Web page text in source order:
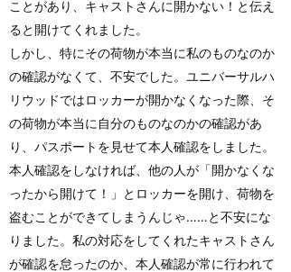
ことがあり、キャストさんに開かない！と伝え
ると開けてくれました。
しかし、特にその荷物が本当に私のものなのか
の確認がなくて、不安でした。ユニバーサルハ
リウッドではロッカーが開かなくなった際、そ
の荷物が本当に自分のものなのかの確認があ
り、パスポートを見せて本人確認をしました。
本人確認をしなければ、他の人が「開かなくな
ったから開けて！」とロッカーを開け、荷物を
盗むことができてしまうんじゃ……と不安にな
りました。私の対応をしてくれたキャストさん
が確認を怠ったのか、本人確認が常に行われて